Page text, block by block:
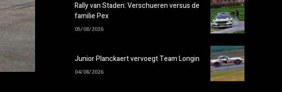
Rally van Staden: Verschueren versus de
familie Pex
05/08/2026
Junior Planckaert vervoegt Team Longin
04/08/2026